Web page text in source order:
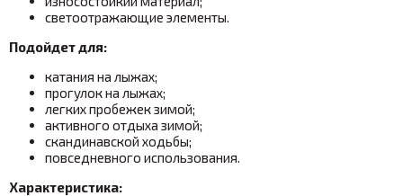
светоотражающие элементы.
Подойдет для:
катания на лыжах;
прогулок на лыжах;
легких пробежек зимой;
активного отдыха зимой;
скандинавской ходьбы;
повседневного использования.
Характеристика: